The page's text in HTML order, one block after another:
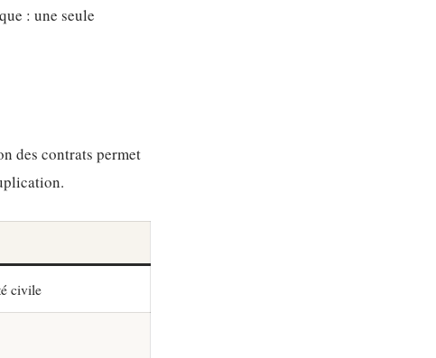
: une seule
des contrats permet
civile